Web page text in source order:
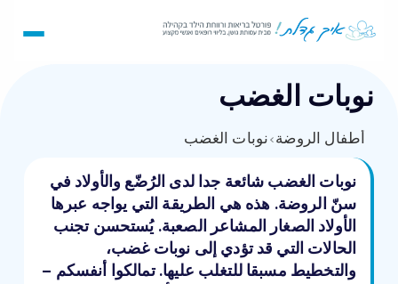
نوبات الغضب
أطفال الروضة›نوبات الغضب
نوبات الغضب شائعة جدا لدى الرُضّع والأولاد في
سنّ الروضة. هذه هي الطريقة التي يواجه عبرها
الأولاد الصغار المشاعر الصعبة. يُستحسن تجنب
الحالات التي قد تؤدي إلى نوبات غضب،
والتخطيط مسبقا للتغلب عليها. تمالكوا أنفسكم –